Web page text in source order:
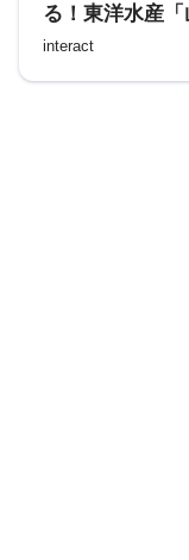
る！東洋水産
込生うどん」レ
interact